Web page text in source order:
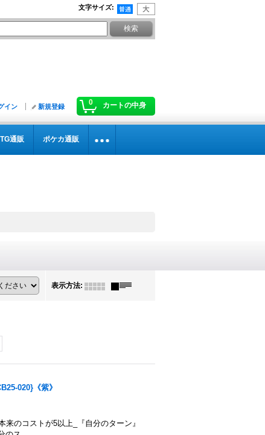
文字サイズ:
0 カートの中身
イン 新規登録
通販 ポケカ通販
表示方法:
020}《紫》
のコストが5以上_『自分のターン』